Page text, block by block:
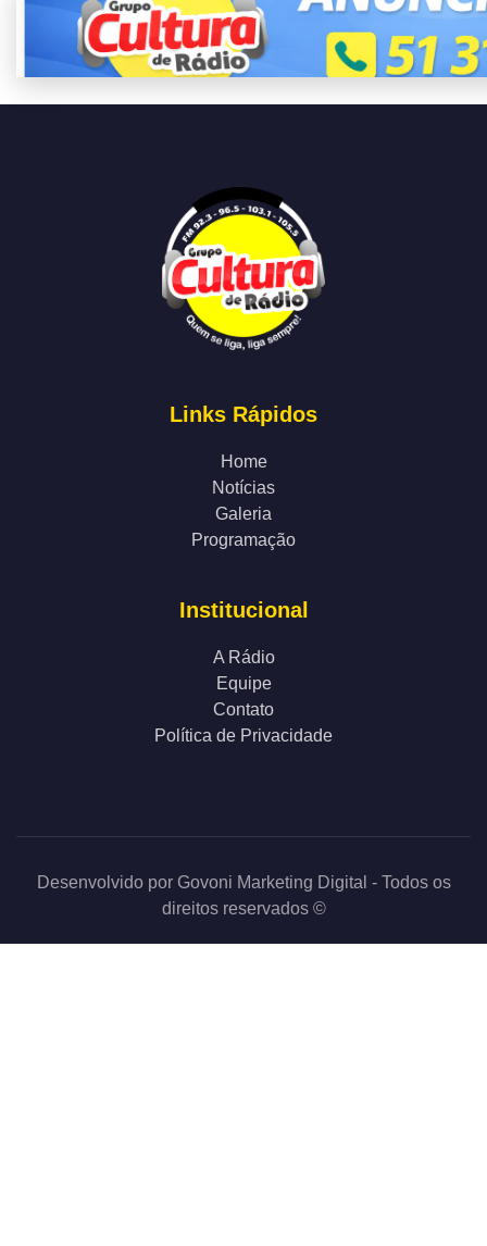
Links Rápidos
Home
Notícias
Galeria
Programação
Institucional
A Rádio
Equipe
Contato
Política de Privacidade
Desenvolvido porGovoni Marketing Digital - Todos os
direitos reservados ©